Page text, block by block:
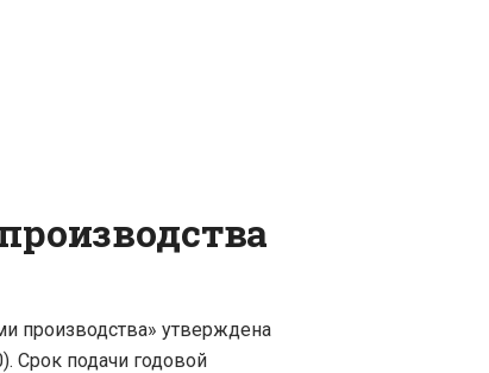
производства» утверждена
Срок подачи годовой